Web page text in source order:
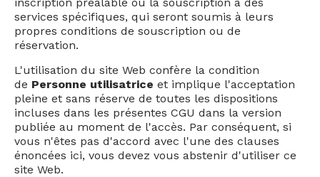
services spécifiques, qui seront soumis à leurs
propres conditions de souscription ou de
réservation.
L'utilisation du site Web confère la condition
de Personne utilisatrice et implique l'acceptation
pleine et sans réserve de toutes les dispositions
incluses dans les présentes CGU dans la version
publiée au moment de l'accès. Par conséquent, si
vous n'êtes pas d'accord avec l'une des clauses
énoncées ici, vous devez vous abstenir d'utiliser ce
site Web.